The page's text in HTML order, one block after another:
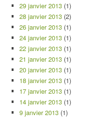
29 janvier 2013 (1)
28 janvier 2013 (2)
26 janvier 2013 (1)
24 janvier 2013 (1)
22 janvier 2013 (1)
21 janvier 2013 (1)
20 janvier 2013 (1)
18 janvier 2013 (1)
17 janvier 2013 (1)
14 janvier 2013 (1)
9 janvier 2013 (1)